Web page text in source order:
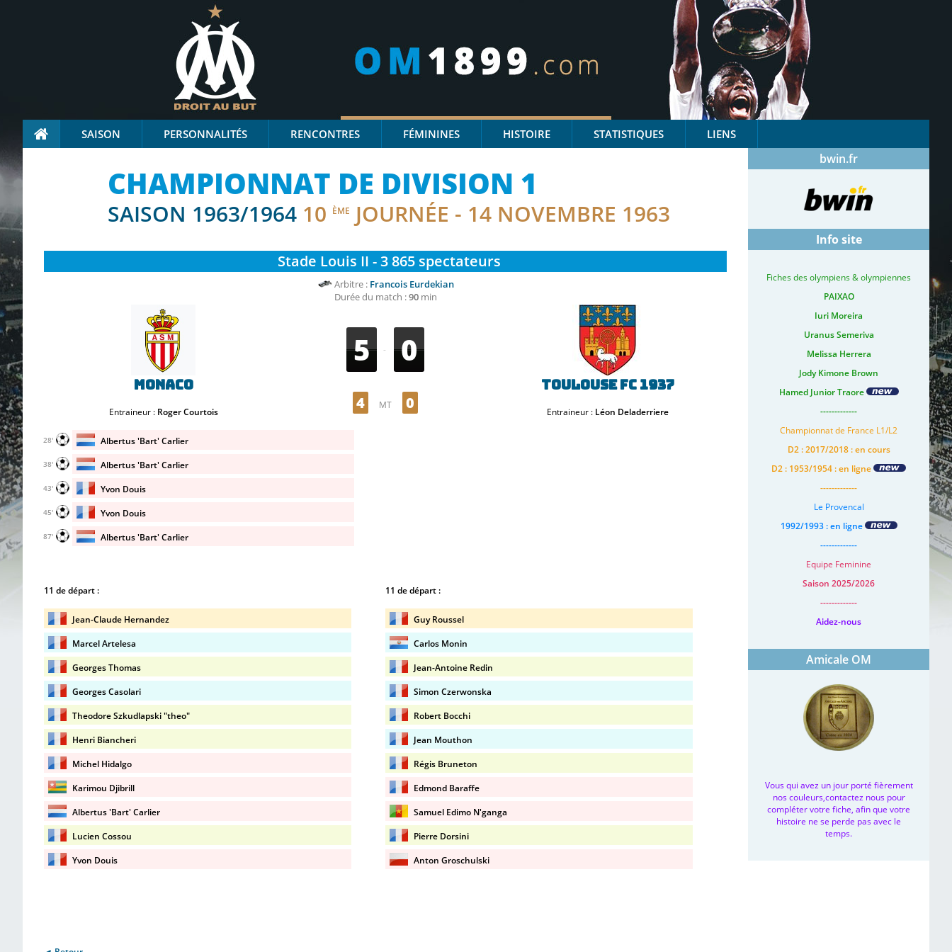
SAISON PERSONNALITÉS RENCONTRES FÉMININES HISTOIRE STATISTIQUES LIENS
CHAMPIONNAT DE DIVISION 1
SAISON 1963/1964 10 ÈME JOURNÉE - 14 NOVEMBRE 1963
Stade Louis II - 3 865 spectateurs
Arbitre : Francois Eurdekian
Durée du match :90min
Monaco
Entraineur : Roger Courtois
5 - 0
4 MT 0
Toulouse FC 1937
Entraineur : Léon Deladerriere
Albertus 'Bart' Carlier
28'
Albertus 'Bart' Carlier
38'
Yvon Douis
43'
Yvon Douis
45'
Albertus 'Bart' Carlier
87'
11 de départ :
Jean-Claude Hernandez
Marcel Artelesa
Georges Thomas
Georges Casolari
Theodore Szkudlapski "theo"
Henri Biancheri
Michel Hidalgo
Karimou Djibrill
Albertus 'Bart' Carlier
Lucien Cossou
Yvon Douis
11 de départ :
Guy Roussel
Carlos Monin
Jean-Antoine Redin
Simon Czerwonska
Robert Bocchi
Jean Mouthon
Régis Bruneton
Edmond Baraffe
Samuel Edimo N'ganga
Pierre Dorsini
Anton Groschulski
bwin.fr
Info site
Fiches des olympiens & olympiennes
PAIXAO
Iuri Moreira
Uranus Semeriva
Melissa Herrera
Jody Kimone Brown
Hamed Junior Traore
-------------
Championnat de France L1/L2
D2 : 2017/2018 : en cours
D2 : 1953/1954 : en ligne
-------------
Le Provencal
1992/1993 : en ligne
-------------
Equipe Feminine
Saison 2025/2026
-------------
Aidez-nous
Amicale OM
Vous qui avez un jour porté fièrement
nos couleurs,contactez nous pour
compléter votre fiche, afin que votre
histoire ne se perde pas avec le
temps.